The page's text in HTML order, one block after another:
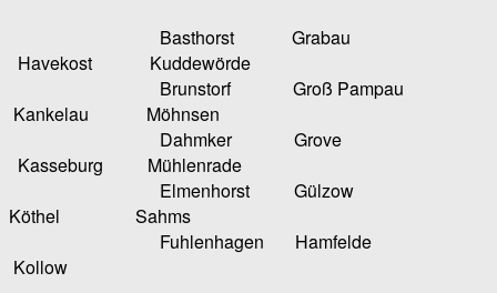
Basthorst Grabau
Havekost Kuddewörde
Brunstorf Groß Pampau
Kankelau Möhnsen
Dahmker Grove
Kasseburg Mühlenrade
Elmenhorst Gülzow
Köthel Sahms
Fuhlenhagen Hamfelde
Kollow